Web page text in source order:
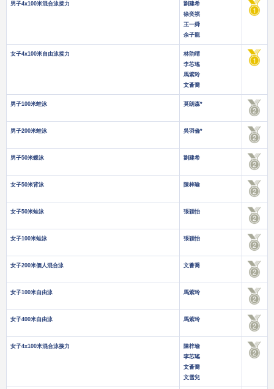
男子4x100米混合泳接力
劉建希
徐奕祺
王一舜
余子龍
女子4x100米自由泳接力
林韵晴
李芯瑤
馬紫玲
文薈喬
男子100米蛙泳 莫朗森*
男子200米蛙泳 吳羽倫*
男子50米蝶泳 劉建希
女子50米背泳 陳梓瑜
女子50米蛙泳 張穎怡
女子100米蛙泳 張穎怡
女子200米個人混合泳 文薈喬
女子100米自由泳 馬紫玲
女子400米自由泳 馬紫玲
女子4x100米混合泳接力
陳梓瑜
李芯瑤
文薈喬
文雪兒